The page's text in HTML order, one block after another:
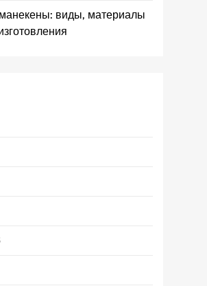
виды, материалы